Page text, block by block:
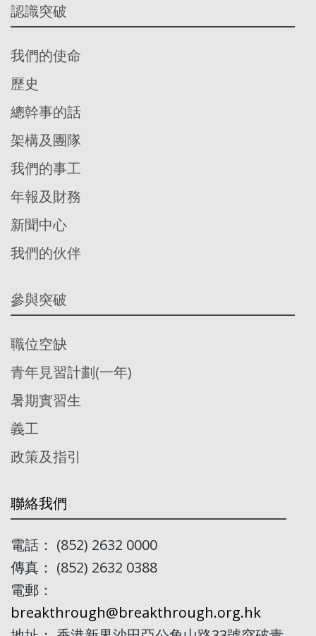
認識突破
我們的使命
歷史
總幹事的話
架構及團隊
我們的事工
年報及財務
新聞中心
我們的伙伴
參與突破
職位空缺
青年見習計劃(一年)
暑期實習生
義工
政策及指引
聯絡我們
電話： (852) 2632 0000
傳真： (852) 2632 0388
電郵：
breakthrough@breakthrough.org.hk